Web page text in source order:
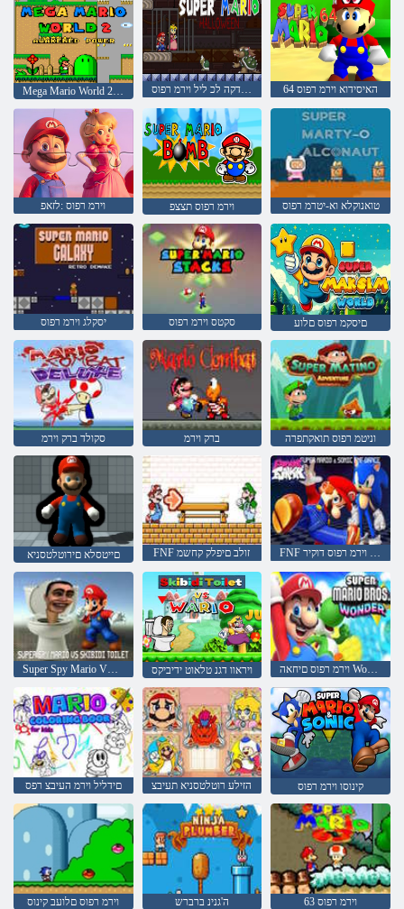
םישודקה לכ ליל וירמ רפוס 64 האיסידוא וירמ רפוס
וירמ רפוס :לזאפ וירמ רפוס תצצפ טואנוקלא וא-יטרמ רפוס
יסקלג וירמ רפוס סקטס וירמ רפוס םיסקמ רפוס םלוע
סקולד ברק וירמ ברק וירמ וניטמ רפוס תואקתפרה
םייטסלא םירוטלטסניא FNF זולב םיפלק קחשמ FNF קינוסו וירמ רפוס דוקיר
Super Spy Mario VS Skibidi תלסא ויראוו דגנ טלאוט ידיביקס וירמ רפוס םיחאה Wonder v. 2
םידליל וירמ העיבצ רפס הזילע רוטלטסניא תעיבצ קינוסו וירמ רפוס
וירמ רפוס םלועב קינוס ה'גנינ ברברש 63 וירמ רפוס